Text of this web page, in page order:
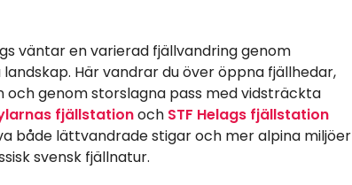
väntar en varierad fjällvandring genom
Här vandrar du över öppna fjällhedar,
och genom storslagna pass med vidsträckta
fjällstationoch STF Helags fjällstation
både lättvandrade stigar och mer alpina miljöer
svensk fjällnatur.